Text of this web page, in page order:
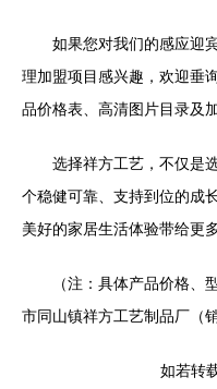
如果您对我们的感应迎
理加盟项目感兴趣，欢迎垂
品价格表、高清图片目录及
选择祥方工艺，不仅是
个稳健可靠、支持到位的成
美好的家居生活体验带给更
（注：具体产品价格、
市同山镇祥方工艺制品厂（
如若转